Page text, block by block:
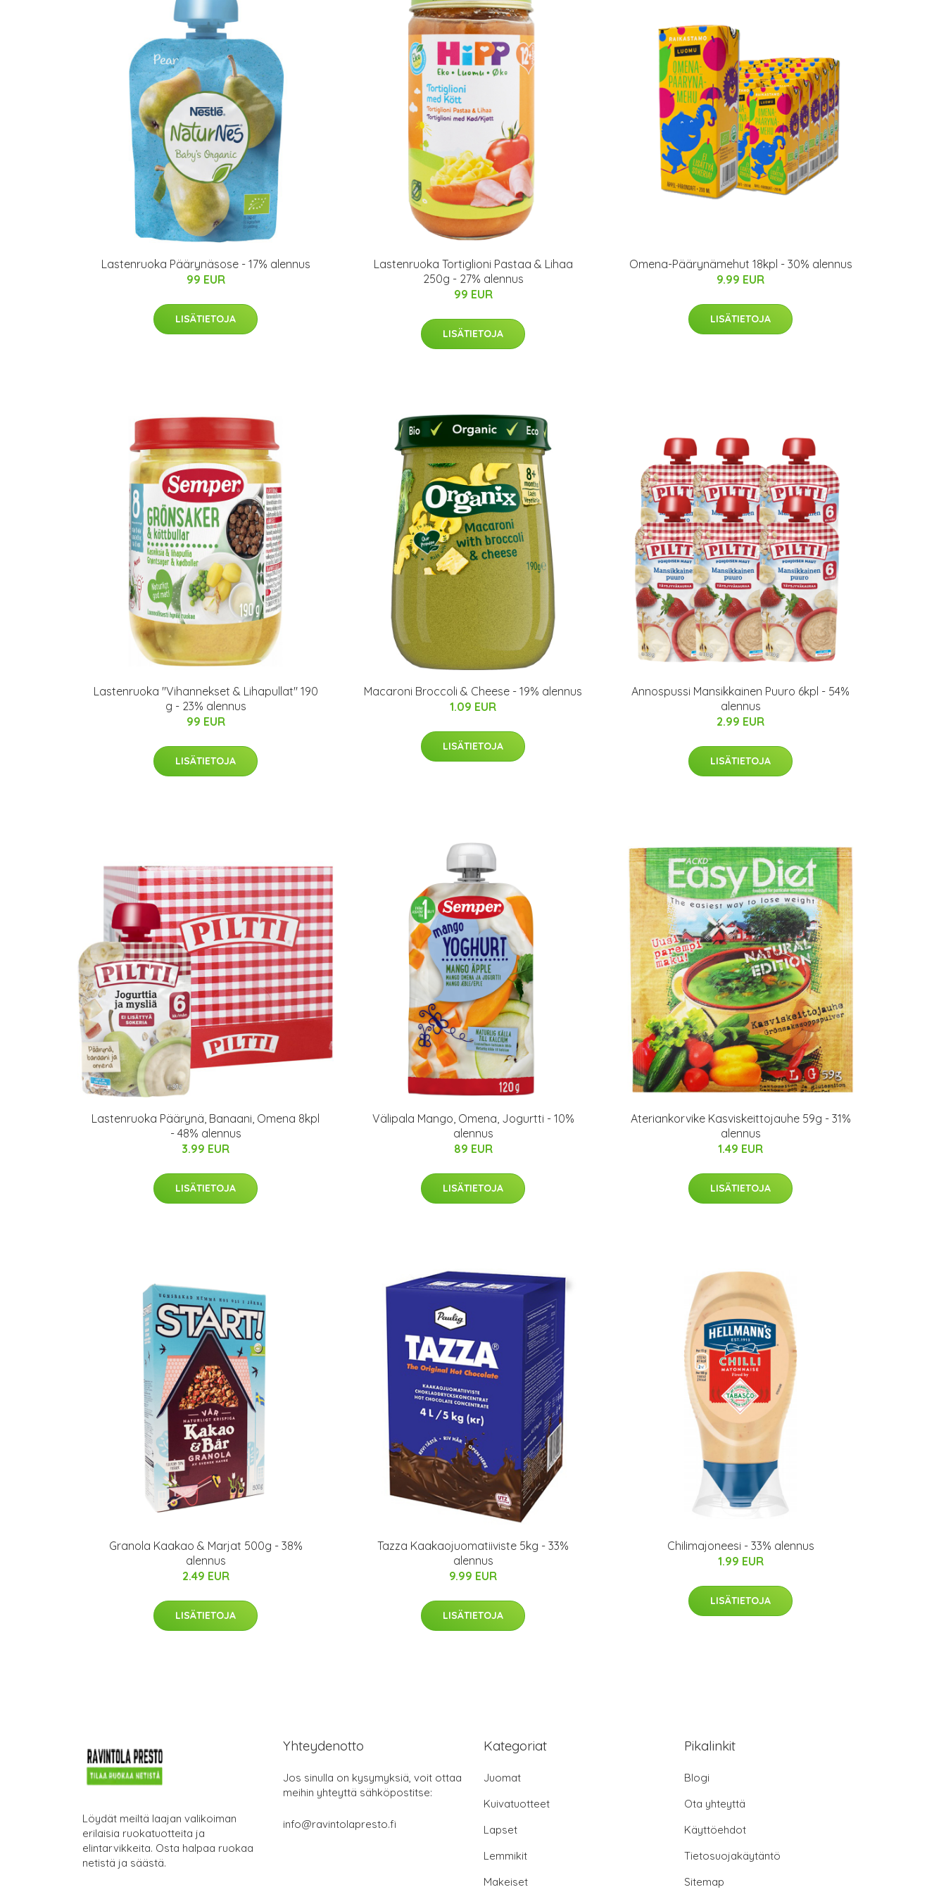
Lastenruoka Päärynäsose - 17% alennus
99 EUR
LISÄTIETOJA
Lastenruoka Tortiglioni Pastaa & Lihaa
250g - 27% alennus
99 EUR
LISÄTIETOJA
Omena-Päärynämehut 18kpl - 30% alennus
9.99 EUR
LISÄTIETOJA
Lastenruoka "Vihannekset & Lihapullat" 190
g - 23% alennus
99 EUR
LISÄTIETOJA
Macaroni Broccoli & Cheese - 19% alennus
1.09 EUR
LISÄTIETOJA
Annospussi Mansikkainen Puuro 6kpl - 54%
alennus
2.99 EUR
LISÄTIETOJA
Lastenruoka Päärynä, Banaani, Omena 8kpl
- 48% alennus
3.99 EUR
LISÄTIETOJA
Välipala Mango, Omena, Jogurtti - 10%
alennus
89 EUR
LISÄTIETOJA
Ateriankorvike Kasviskeittojauhe 59g - 31%
alennus
1.49 EUR
LISÄTIETOJA
Granola Kaakao & Marjat 500g - 38%
alennus
2.49 EUR
LISÄTIETOJA
Tazza Kaakaojuomatiiviste 5kg - 33%
alennus
9.99 EUR
LISÄTIETOJA
Chilimajoneesi - 33% alennus
1.99 EUR
LISÄTIETOJA
Löydät meiltä laajan valikoiman
erilaisia ruokatuotteita ja
elintarvikkeita. Osta halpaa ruokaa
netistä ja säästä.
Yhteydenotto
Jos sinulla on kysymyksiä, voit ottaa
meihin yhteyttä sähköpostitse:
info@ravintolapresto.fi
Kategoriat
Juomat
Kuivatuotteet
Lapset
Lemmikit
Makeiset
Pikalinkit
Blogi
Ota yhteyttä
Käyttöehdot
Tietosuojakäytäntö
Sitemap